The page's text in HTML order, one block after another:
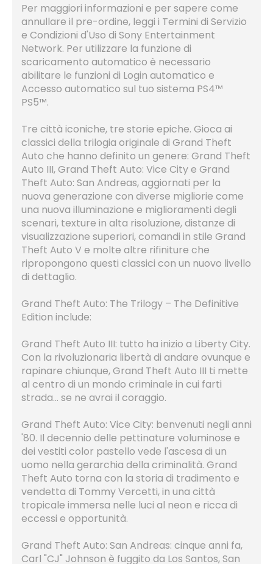
Per maggiori informazioni e per sapere come
annullare il pre-ordine, leggi i Termini di Servizio
e Condizioni d'Uso di Sony Entertainment
Network. Per utilizzare la funzione di
scaricamento automatico è necessario
abilitare le funzioni di Login automatico e
Accesso automatico sul tuo sistema PS4™
PS5™.
Tre città iconiche, tre storie epiche. Gioca ai
classici della trilogia originale di Grand Theft
Auto che hanno definito un genere: Grand Theft
Auto III, Grand Theft Auto: Vice City e Grand
Theft Auto: San Andreas, aggiornati per la
nuova generazione con diverse migliorie come
una nuova illuminazione e miglioramenti degli
scenari, texture in alta risoluzione, distanze di
visualizzazione superiori, comandi in stile Grand
Theft Auto V e molte altre rifiniture che
ripropongono questi classici con un nuovo livello
di dettaglio.
Grand Theft Auto: The Trilogy – The Definitive
Edition include:
Grand Theft Auto III: tutto ha inizio a Liberty City.
Con la rivoluzionaria libertà di andare ovunque e
rapinare chiunque, Grand Theft Auto III ti mette
al centro di un mondo criminale in cui farti
strada... se ne avrai il coraggio.
Grand Theft Auto: Vice City: benvenuti negli anni
'80. Il decennio delle pettinature voluminose e
dei vestiti color pastello vede l'ascesa di un
uomo nella gerarchia della criminalità. Grand
Theft Auto torna con la storia di tradimento e
vendetta di Tommy Vercetti, in una città
tropicale immersa nelle luci al neon e ricca di
eccessi e opportunità.
Grand Theft Auto: San Andreas: cinque anni fa,
Carl "CJ" Johnson è fuggito da Los Santos, San